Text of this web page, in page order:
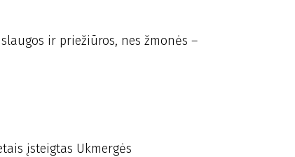
ir priežiūros, nes žmonės –
įsteigtas Ukmergės